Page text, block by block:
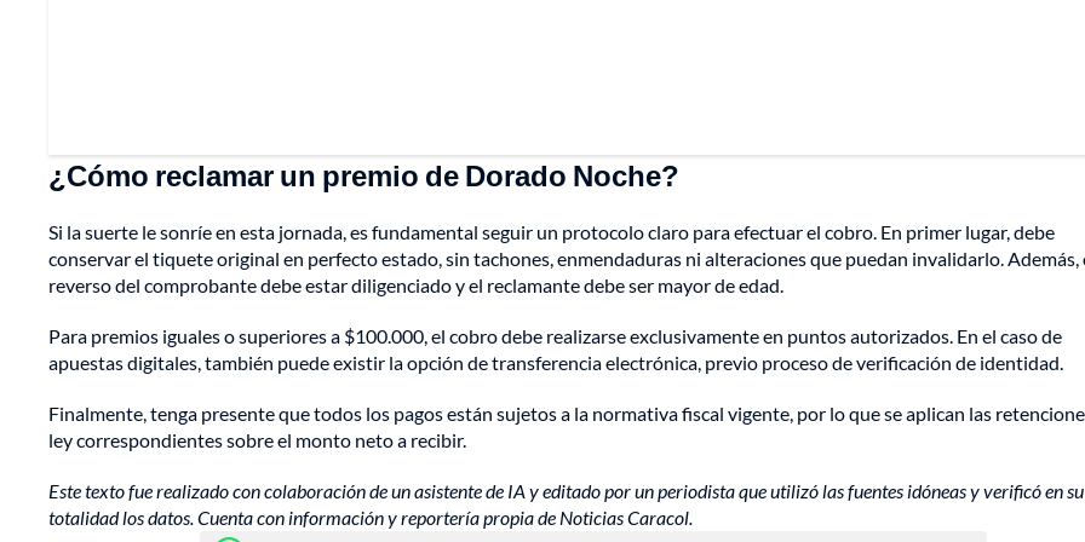
¿Cómo reclamar un premio de Dorado Noche?
Si la suerte le sonríe en esta jornada, es fundamental seguir un protocolo claro para efectuar el cobro. En primer lugar, debe
conservar el tiquete original en perfecto estado, sin tachones, enmendaduras ni alteraciones que puedan invalidarlo. Además,
reverso del comprobante debe estar diligenciado y el reclamante debe ser mayor de edad.
Para premios iguales o superiores a $100.000, el cobro debe realizarse exclusivamente en puntos autorizados. En el caso de
apuestas digitales, también puede existir la opción de transferencia electrónica, previo proceso de verificación de identidad.
Finalmente, tenga presente que todos los pagos están sujetos a la normativa fiscal vigente, por lo que se aplican las
ley correspondientes sobre el monto neto a recibir.
Este texto fue realizado con colaboración de un asistente de IA y editado por un periodista que utilizó las fuentes idóneas y verificó en su
totalidad los datos. Cuenta con información y reportería propia de Noticias Caracol.